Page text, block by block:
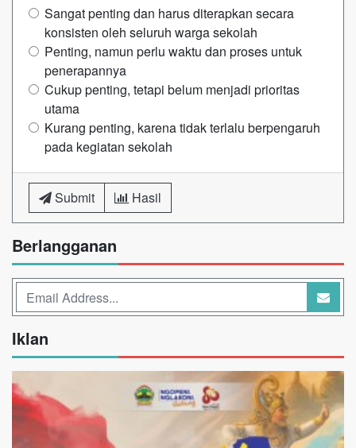
Sangat penting dan harus diterapkan secara
konsisten oleh seluruh warga sekolah
Penting, namun perlu waktu dan proses untuk
penerapannya
Cukup penting, tetapi belum menjadi prioritas
utama
Kurang penting, karena tidak terlalu berpengaruh
pada kegiatan sekolah
Submit Hasil
Berlangganan
Iklan